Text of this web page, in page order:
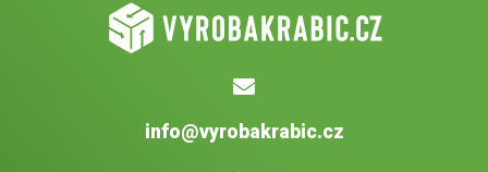
info@vyrobakrabic.cz